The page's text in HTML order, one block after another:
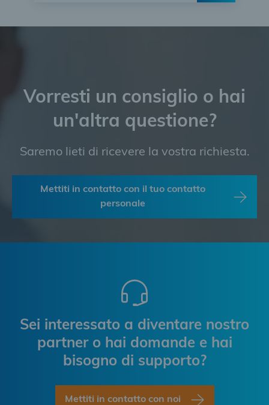
Vorresti un consiglio o hai
un'altra questione?
Saremo lieti di ricevere la vostra richiesta.
Mettiti in contatto con il tuo contatto
personale
Sei interessato a diventare nostro
partner o hai domande e hai
bisogno di supporto?
Mettiti in contatto con noi